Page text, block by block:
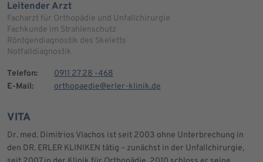
Leitender Arzt
Facharzt für Orthopädie und Unfallchirurgie
Fachkunde im Strahlenschutz
Röntgendiagnostik des Skeletts
Notfalldiagnostik
Telefon:
0911 27 28 -468
E-Mail:
orthopaedie@erler-klinik.de
VITA
Dr. med. Dimitrios Vlachos ist seit 2003 ohne Unterbrechung in
den DR. ERLER KLINIKEN tätig – zunächst in der Unfallchirurgie,